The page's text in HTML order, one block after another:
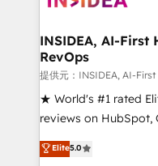
INSIDEA, AI-First
RevOps
提供元：INSIDEA, AI-
★ World's #1 rated
reviews on HubSpot,
Certified Experts &
1,500+
Elite5.0